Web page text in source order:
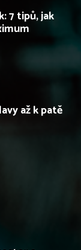
7 tipů, jak
až k patě